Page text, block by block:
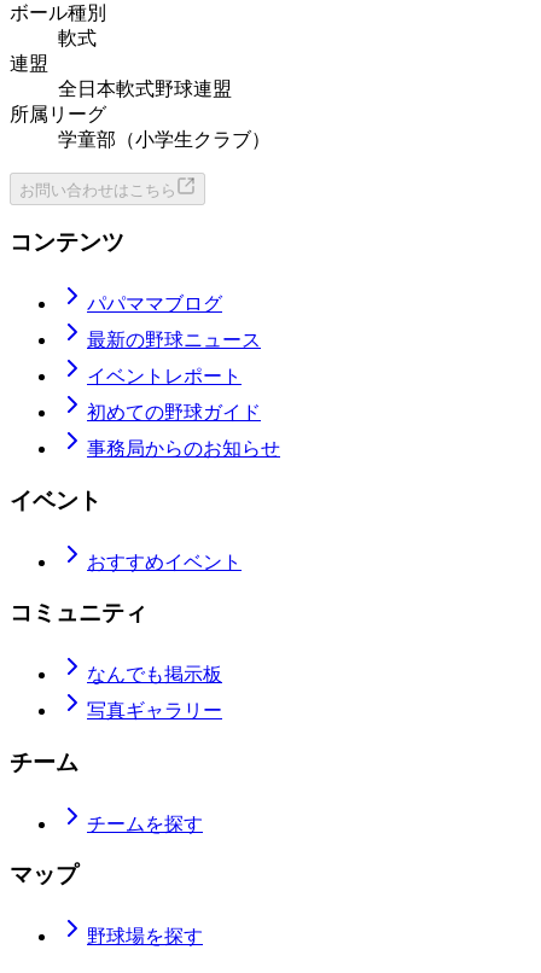
ボール種別
軟式
連盟
全日本軟式野球連盟
所属リーグ
学童部（小学生クラブ）
お問い合わせはこちら
コンテンツ
パパママブログ
最新の野球ニュース
イベントレポート
初めての野球ガイド
事務局からのお知らせ
イベント
おすすめイベント
コミュニティ
なんでも掲示板
写真ギャラリー
チーム
チームを探す
マップ
野球場を探す